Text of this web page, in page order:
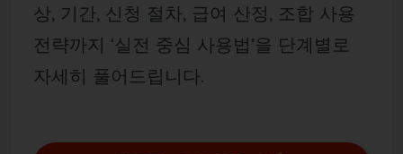
상, 기간, 신청 절차, 급여 산정, 조합 사용
전략까지 ‘실전 중심 사용법’을 단계별로
자세히 풀어드립니다.